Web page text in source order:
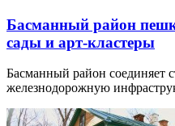
Басманный район
сады и арт-кластеры
Басманный район соединяет
железнодорожную